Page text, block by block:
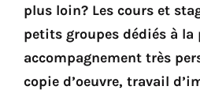
plus loin? Les cours et
petits groupes dédiés à la
accompagnement très
copie d’oeuvre, travail